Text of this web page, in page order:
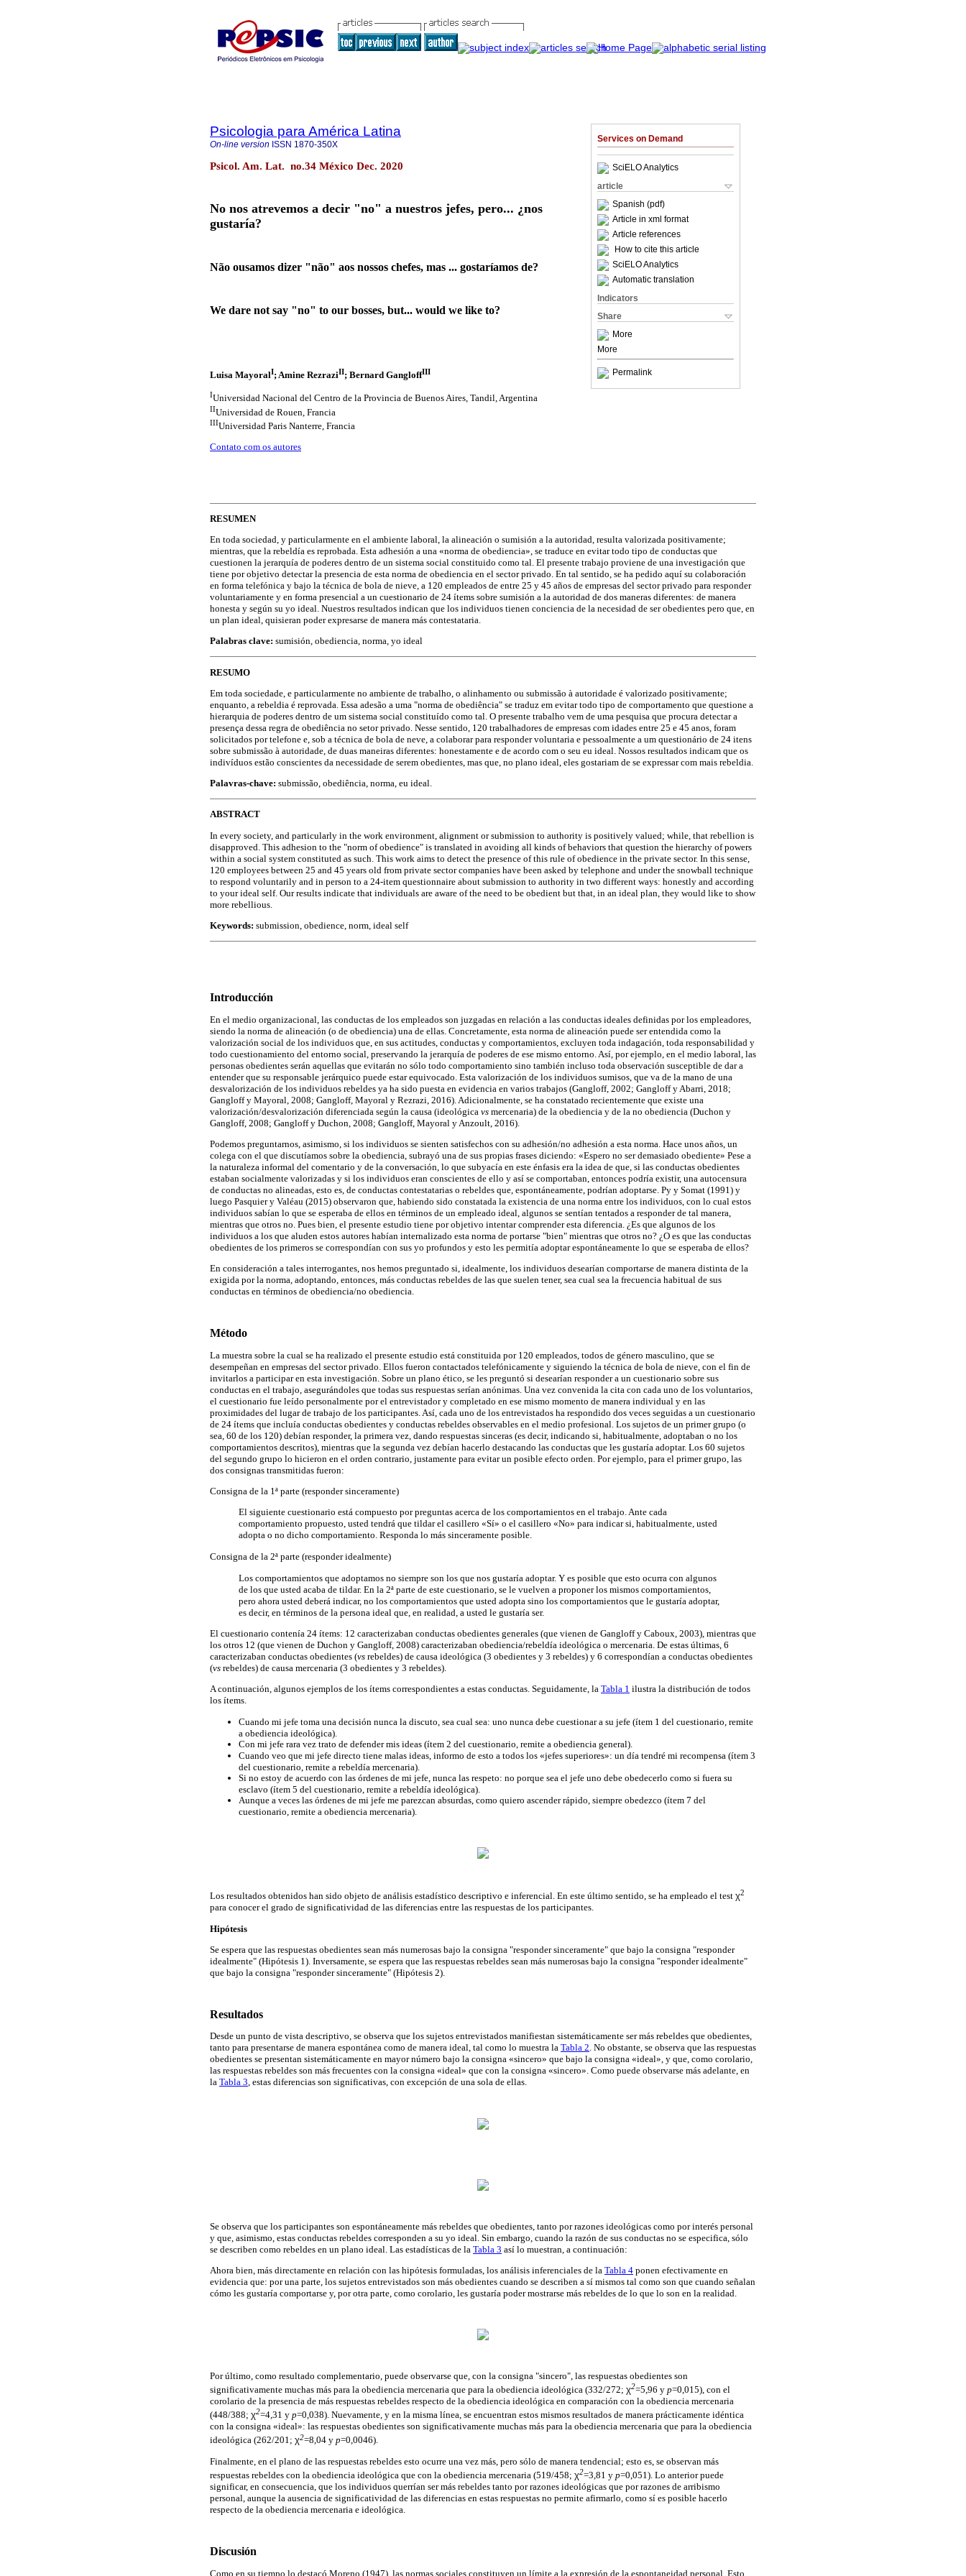
Services on Demand
SciELO Analytics
article
Spanish (pdf)
Article in xml format
Article references
How to cite this article
SciELO Analytics
Automatic translation
Indicators
Share
More
More
Permalink
Psicologia para América Latina
On-line version ISSN 1870-350X
Psicol. Am. Lat. no.34 México Dec. 2020
No nos atrevemos a decir "no" a nuestros jefes, pero... ¿nos
gustaría?
Não ousamos dizer "não" aos nossos chefes, mas ... gostaríamos de?
We dare not say "no" to our bosses, but... would we like to?
Luisa MayoralI; Amine RezraziII; Bernard GangloffIII
IUniversidad Nacional del Centro de la Provincia de Buenos Aires, Tandil, Argentina
IIUniversidad de Rouen, Francia
IIIUniversidad Paris Nanterre, Francia
Contato com os autores
RESUMEN
En toda sociedad, y particularmente en el ambiente laboral, la alineación o sumisión a la autoridad, resulta valorizada positivamente;
mientras, que la rebeldía es reprobada. Esta adhesión a una «norma de obediencia», se traduce en evitar todo tipo de conductas que
cuestionen la jerarquía de poderes dentro de un sistema social constituido como tal. El presente trabajo proviene de una investigación que
tiene por objetivo detectar la presencia de esta norma de obediencia en el sector privado. En tal sentido, se ha pedido aquí su colaboración
en forma telefónica y bajo la técnica de bola de nieve, a 120 empleados de entre 25 y 45 años de empresas del sector privado para responder
voluntariamente y en forma presencial a un cuestionario de 24 ítems sobre sumisión a la autoridad de dos maneras diferentes: de manera
honesta y según su yo ideal. Nuestros resultados indican que los individuos tienen conciencia de la necesidad de ser obedientes pero que, en
un plan ideal, quisieran poder expresarse de manera más contestataria.
Palabras clave: sumisión, obediencia, norma, yo ideal
RESUMO
Em toda sociedade, e particularmente no ambiente de trabalho, o alinhamento ou submissão à autoridade é valorizado positivamente;
enquanto, a rebeldia é reprovada. Essa adesão a uma "norma de obediência" se traduz em evitar todo tipo de comportamento que questione a
hierarquia de poderes dentro de um sistema social constituído como tal. O presente trabalho vem de uma pesquisa que procura detectar a
presença dessa regra de obediência no setor privado. Nesse sentido, 120 trabalhadores de empresas com idades entre 25 e 45 anos, foram
solicitados por telefone e, sob a técnica de bola de neve, a colaborar para responder voluntaria e pessoalmente a um questionário de 24 itens
sobre submissão à autoridade, de duas maneiras diferentes: honestamente e de acordo com o seu eu ideal. Nossos resultados indicam que os
indivíduos estão conscientes da necessidade de serem obedientes, mas que, no plano ideal, eles gostariam de se expressar com mais rebeldia.
Palavras-chave: submissão, obediência, norma, eu ideal.
ABSTRACT
In every society, and particularly in the work environment, alignment or submission to authority is positively valued; while, that rebellion is
disapproved. This adhesion to the "norm of obedience" is translated in avoiding all kinds of behaviors that question the hierarchy of powers
within a social system constituted as such. This work aims to detect the presence of this rule of obedience in the private sector. In this sense,
120 employees between 25 and 45 years old from private sector companies have been asked by telephone and under the snowball technique
to respond voluntarily and in person to a 24-item questionnaire about submission to authority in two different ways: honestly and according
to your ideal self. Our results indicate that individuals are aware of the need to be obedient but that, in an ideal plan, they would like to show
more rebellious.
Keywords: submission, obedience, norm, ideal self
Introducción
En el medio organizacional, las conductas de los empleados son juzgadas en relación a las conductas ideales definidas por los empleadores,
siendo la norma de alineación (o de obediencia) una de ellas. Concretamente, esta norma de alineación puede ser entendida como la
valorización social de los individuos que, en sus actitudes, conductas y comportamientos, excluyen toda indagación, toda responsabilidad y
todo cuestionamiento del entorno social, preservando la jerarquía de poderes de ese mismo entorno. Así, por ejemplo, en el medio laboral, las
personas obedientes serán aquellas que evitarán no sólo todo comportamiento sino también incluso toda observación susceptible de dar a
entender que su responsable jerárquico puede estar equivocado. Esta valorización de los individuos sumisos, que va de la mano de una
desvalorización de los individuos rebeldes ya ha sido puesta en evidencia en varios trabajos (Gangloff, 2002; Gangloff y Abarri, 2018;
Gangloff y Mayoral, 2008; Gangloff, Mayoral y Rezrazi, 2016). Adicionalmente, se ha constatado recientemente que existe una
valorización/desvalorización diferenciada según la causa (ideológica vs mercenaria) de la obediencia y de la no obediencia (Duchon y
Gangloff, 2008; Gangloff y Duchon, 2008; Gangloff, Mayoral y Anzoult, 2016).
Podemos preguntarnos, asimismo, si los individuos se sienten satisfechos con su adhesión/no adhesión a esta norma. Hace unos años, un
colega con el que discutíamos sobre la obediencia, subrayó una de sus propias frases diciendo: «Espero no ser demasiado obediente» Pese a
la naturaleza informal del comentario y de la conversación, lo que subyacía en este énfasis era la idea de que, si las conductas obedientes
estaban socialmente valorizadas y si los individuos eran conscientes de ello y así se comportaban, entonces podría existir, una autocensura
de conductas no alineadas, esto es, de conductas contestatarias o rebeldes que, espontáneamente, podrían adoptarse. Py y Somat (1991) y
luego Pasquier y Valéau (2015) observaron que, habiendo sido constatada la existencia de una norma entre los individuos, con lo cual estos
individuos sabían lo que se esperaba de ellos en términos de un empleado ideal, algunos se sentían tentados a responder de tal manera,
mientras que otros no. Pues bien, el presente estudio tiene por objetivo intentar comprender esta diferencia. ¿Es que algunos de los
individuos a los que aluden estos autores habían internalizado esta norma de portarse "bien" mientras que otros no? ¿O es que las conductas
obedientes de los primeros se correspondían con sus yo profundos y esto les permitía adoptar espontáneamente lo que se esperaba de ellos?
En consideración a tales interrogantes, nos hemos preguntado si, idealmente, los individuos desearían comportarse de manera distinta de la
exigida por la norma, adoptando, entonces, más conductas rebeldes de las que suelen tener, sea cual sea la frecuencia habitual de sus
conductas en términos de obediencia/no obediencia.
Método
La muestra sobre la cual se ha realizado el presente estudio está constituida por 120 empleados, todos de género masculino, que se
desempeñan en empresas del sector privado. Ellos fueron contactados telefónicamente y siguiendo la técnica de bola de nieve, con el fin de
invitarlos a participar en esta investigación. Sobre un plano ético, se les preguntó si desearían responder a un cuestionario sobre sus
conductas en el trabajo, asegurándoles que todas sus respuestas serían anónimas. Una vez convenida la cita con cada uno de los voluntarios,
el cuestionario fue leído personalmente por el entrevistador y completado en ese mismo momento de manera individual y en las
proximidades del lugar de trabajo de los participantes. Así, cada uno de los entrevistados ha respondido dos veces seguidas a un cuestionario
de 24 ítems que incluía conductas obedientes y conductas rebeldes observables en el medio profesional. Los sujetos de un primer grupo (o
sea, 60 de los 120) debían responder, la primera vez, dando respuestas sinceras (es decir, indicando si, habitualmente, adoptaban o no los
comportamientos descritos), mientras que la segunda vez debían hacerlo destacando las conductas que les gustaría adoptar. Los 60 sujetos
del segundo grupo lo hicieron en el orden contrario, justamente para evitar un posible efecto orden. Por ejemplo, para el primer grupo, las
dos consignas transmitidas fueron:
Consigna de la 1ª parte (responder sinceramente)
El siguiente cuestionario está compuesto por preguntas acerca de los comportamientos en el trabajo. Ante cada
comportamiento propuesto, usted tendrá que tildar el casillero «Sí» o el casillero «No» para indicar si, habitualmente, usted
adopta o no dicho comportamiento. Responda lo más sinceramente posible.
Consigna de la 2ª parte (responder idealmente)
Los comportamientos que adoptamos no siempre son los que nos gustaría adoptar. Y es posible que esto ocurra con algunos
de los que usted acaba de tildar. En la 2ª parte de este cuestionario, se le vuelven a proponer los mismos comportamientos,
pero ahora usted deberá indicar, no los comportamientos que usted adopta sino los comportamientos que le gustaría adoptar,
es decir, en términos de la persona ideal que, en realidad, a usted le gustaría ser.
El cuestionario contenía 24 ítems: 12 caracterizaban conductas obedientes generales (que vienen de Gangloff y Caboux, 2003), mientras que
los otros 12 (que vienen de Duchon y Gangloff, 2008) caracterizaban obediencia/rebeldía ideológica o mercenaria. De estas últimas, 6
caracterizaban conductas obedientes (vs rebeldes) de causa ideológica (3 obedientes y 3 rebeldes) y 6 correspondían a conductas obedientes
(vs rebeldes) de causa mercenaria (3 obedientes y 3 rebeldes).
A continuación, algunos ejemplos de los ítems correspondientes a estas conductas. Seguidamente, la Tabla 1 ilustra la distribución de todos
los ítems.
Cuando mi jefe toma una decisión nunca la discuto, sea cual sea: uno nunca debe cuestionar a su jefe (ítem 1 del cuestionario, remite
a obediencia ideológica).
Con mi jefe rara vez trato de defender mis ideas (ítem 2 del cuestionario, remite a obediencia general).
Cuando veo que mi jefe directo tiene malas ideas, informo de esto a todos los «jefes superiores»: un día tendré mi recompensa (ítem 3
del cuestionario, remite a rebeldía mercenaria).
Si no estoy de acuerdo con las órdenes de mi jefe, nunca las respeto: no porque sea el jefe uno debe obedecerlo como si fuera su
esclavo (ítem 5 del cuestionario, remite a rebeldía ideológica).
Aunque a veces las órdenes de mi jefe me parezcan absurdas, como quiero ascender rápido, siempre obedezco (ítem 7 del
cuestionario, remite a obediencia mercenaria).
Los resultados obtenidos han sido objeto de análisis estadístico descriptivo e inferencial. En este último sentido, se ha empleado el test χ2
para conocer el grado de significatividad de las diferencias entre las respuestas de los participantes.
Hipótesis
Se espera que las respuestas obedientes sean más numerosas bajo la consigna "responder sinceramente" que bajo la consigna "responder
idealmente" (Hipótesis 1). Inversamente, se espera que las respuestas rebeldes sean más numerosas bajo la consigna "responder idealmente"
que bajo la consigna "responder sinceramente" (Hipótesis 2).
Resultados
Desde un punto de vista descriptivo, se observa que los sujetos entrevistados manifiestan sistemáticamente ser más rebeldes que obedientes,
tanto para presentarse de manera espontánea como de manera ideal, tal como lo muestra la Tabla 2. No obstante, se observa que las respuestas
obedientes se presentan sistemáticamente en mayor número bajo la consigna «sincero» que bajo la consigna «ideal», y que, como corolario,
las respuestas rebeldes son más frecuentes con la consigna «ideal» que con la consigna «sincero». Como puede observarse más adelante, en
la Tabla 3, estas diferencias son significativas, con excepción de una sola de ellas.
Se observa que los participantes son espontáneamente más rebeldes que obedientes, tanto por razones ideológicas como por interés personal
y que, asimismo, estas conductas rebeldes corresponden a su yo ideal. Sin embargo, cuando la razón de sus conductas no se especifica, sólo
se describen como rebeldes en un plano ideal. Las estadísticas de la Tabla 3 así lo muestran, a continuación:
Ahora bien, más directamente en relación con las hipótesis formuladas, los análisis inferenciales de la Tabla 4 ponen efectivamente en
evidencia que: por una parte, los sujetos entrevistados son más obedientes cuando se describen a sí mismos tal como son que cuando señalan
cómo les gustaría comportarse y, por otra parte, como corolario, les gustaría poder mostrarse más rebeldes de lo que lo son en la realidad.
Por último, como resultado complementario, puede observarse que, con la consigna "sincero", las respuestas obedientes son
significativamente muchas más para la obediencia mercenaria que para la obediencia ideológica (332/272; χ2=5,96 y p=0,015), con el
corolario de la presencia de más respuestas rebeldes respecto de la obediencia ideológica en comparación con la obediencia mercenaria
(448/388; χ2=4,31 y p=0,038). Nuevamente, y en la misma línea, se encuentran estos mismos resultados de manera prácticamente idéntica
con la consigna «ideal»: las respuestas obedientes son significativamente muchas más para la obediencia mercenaria que para la obediencia
ideológica (262/201; χ2=8,04 y p=0,0046).
Finalmente, en el plano de las respuestas rebeldes esto ocurre una vez más, pero sólo de manera tendencial; esto es, se observan más
respuestas rebeldes con la obediencia ideológica que con la obediencia mercenaria (519/458; χ2=3,81 y p=0,051). Lo anterior puede
significar, en consecuencia, que los individuos querrían ser más rebeldes tanto por razones ideológicas que por razones de arribismo
personal, aunque la ausencia de significatividad de las diferencias en estas respuestas no permite afirmarlo, como sí es posible hacerlo
respecto de la obediencia mercenaria e ideológica.
Discusión
Como en su tiempo lo destacó Moreno (1947), las normas sociales constituyen un límite a la expresión de la espontaneidad personal. Esto,